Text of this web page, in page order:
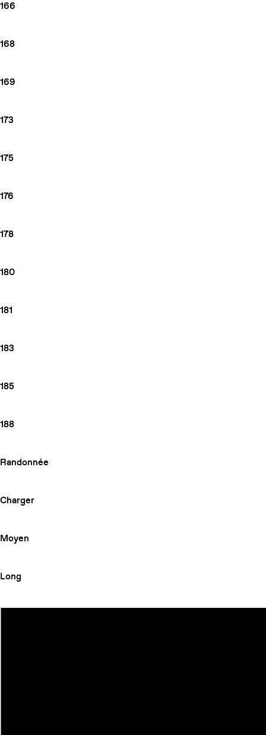
166
168
169
173
175
176
178
180
181
183
185
188
Randonnée
Charger
Moyen
Long